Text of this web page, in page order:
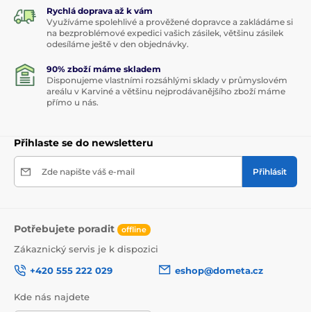
Rychlá doprava až k vám
Využíváme spolehlivé a prověžené dopravce a zakládáme si
na bezproblémové expedici vašich zásilek, většinu zásilek
odesíláme ještě v den objednávky.
90% zboží máme skladem
Disponujeme vlastními rozsáhlými sklady v průmyslovém
areálu v Karviné a většinu nejprodávanějšího zboží máme
přímo u nás.
Přihlaste se do newsletteru
Zde napište váš e-mail Přihlásit
Potřebujete poradit offline
Zákaznický servis je k dispozici
+420 555 222 029
eshop@dometa.cz
Kde nás najdete